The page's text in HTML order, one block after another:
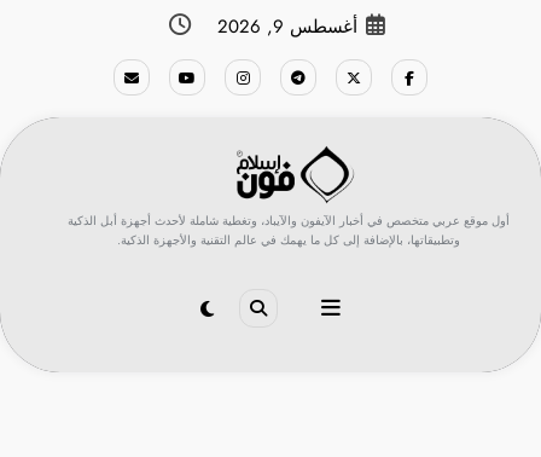
أغسطس 9, 2026
أول موقع عربي متخصص في أخبار الآيفون والآيباد، وتغطية شاملة لأحدث أجهزة أبل الذكية
وتطبيقاتها، بالإضافة إلى كل ما يهمك في عالم التقنية والأجهزة الذكية.